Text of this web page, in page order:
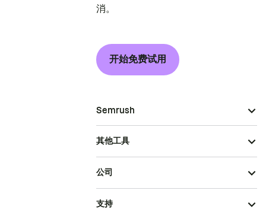
消。
开始免费试用
Semrush
其他工具
公司
支持